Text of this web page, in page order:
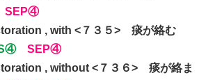
SEP④
, with <７３５> 痰が絡む
SEP④
, without <７３６> 痰が絡ま